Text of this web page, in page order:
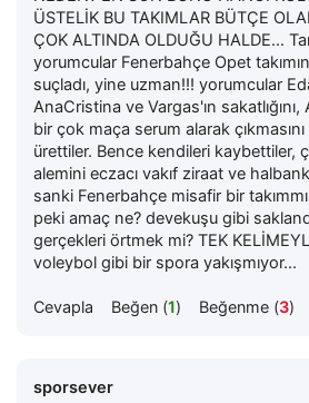
ÜSTELİK BU TAKIMLAR BÜTÇE
ÇOK ALTINDA OLDUĞU HALDE...
yorumcular Fenerbahçe Opet
suçladı, yine uzman!!! yorumcular
AnaCristina ve Vargas'ın sakatlığını,
bir çok maça serum alarak
ürettiler. Bence kendileri kaybettiler,
alemini eczacı vakıf ziraat ve
sanki Fenerbahçe misafir bir
peki amaç ne? devekuşu gibi
gerçekleri örtmek mi? TEK
voleybol gibi bir spora yakışmıyor...
Cevapla Beğen (1) Beğenme (3)
sporsever